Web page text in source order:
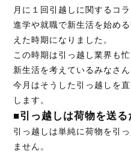
お見
お気軽にお問
095-
月に１回引越しに関するコ
進学や就職で新生活を始め
えた時期になりました。
この時期は引っ越し業界も
新生活を考えているみなさ
今月はそうした引っ越しを
します。
■引っ越しは荷物を送る
引っ越しは単純に荷物を引
ません。